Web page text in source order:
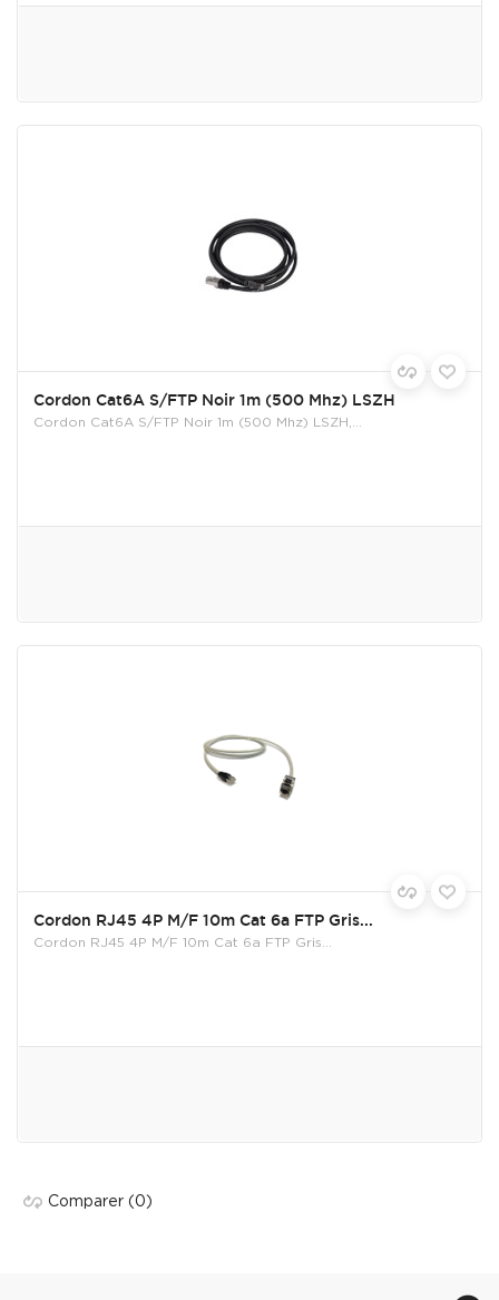
Cordon Cat6A S/FTP Noir 1m (500 Mhz) LSZH
Cordon Cat6A S/FTP Noir 1m (500 Mhz) LSZH,...
Cordon RJ45 4P M/F 10m Cat 6a FTP Gris...
Cordon RJ45 4P M/F 10m Cat 6a FTP Gris...
Comparer (0)